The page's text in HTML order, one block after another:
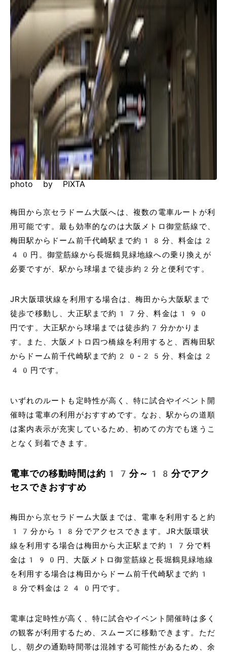
photo by PIXTA
梅田から京セラドーム大阪へは、複数の電車ルートが利
用可能です。最も効率的なのは大阪メトロ御堂筋線で、
梅田駅からドーム前千代崎駅まで約18分、料金は2
40円。御堂筋線から長堀鶴見緑地線への乗り換えが
必要ですが、駅から球場まで徒歩約2分と便利です。
JR大阪環状線を利用する場合は、梅田から大阪駅まで
徒歩で移動し、大正駅まで約17分、料金は190
円です。大正駅から球場までは徒歩約7分かかりま
す。また、大阪メトロ四つ橋線を利用すると、西梅田駅
からドーム前千代崎駅まで約20-25分、料金は2
40円です。
いずれのルートも定時性が高く、特に試合やイベント開
催時は電車の利用がおすすめです。なお、駅からの道順
は案内表示が充実しているため、初めての方でも迷うこ
となく到着できます。
電車での移動時間は約17分～18分でアク
セスできおすすめ
梅田から京セラドーム大阪までは、電車を利用すると約
17分から18分でアクセスできます。JR大阪環状
線を利用する場合は梅田から大正駅まで約17分で料
金は190円、大阪メトロ御堂筋線と長堀鶴見緑地線
を利用する場合は梅田からドーム前千代崎駅まで約1
8分で料金は240円です。
電車は定時性が高く、特に試合やイベント開催時は多く
の観客が利用するため、スムーズに移動できます。ただ
し、朝夕の通勤時間帯は混雑する可能性があるため、余